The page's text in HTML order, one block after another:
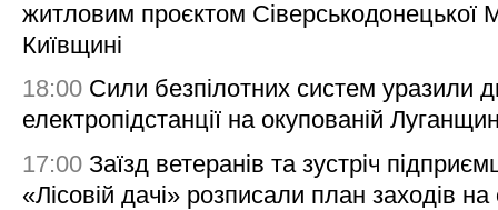
житловим проєктом Сіверськодонецької
Київщині
18:00 Сили безпілотних систем уразили
електропідстанції на окупованій
17:00 Заїзд ветеранів та зустріч
«Лісовій дачі» розписали план заходів на